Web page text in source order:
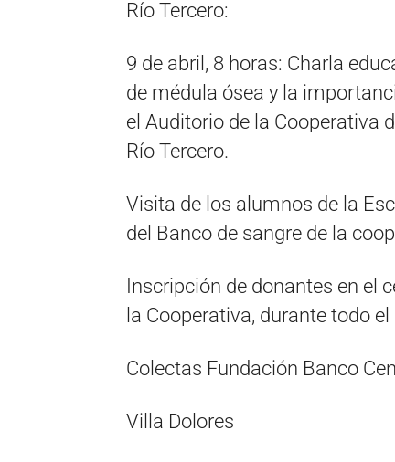
Río Tercero:
9 de abril, 8 horas: Charla
de médula ósea y la
el Auditorio de la Cooperativa
Río Tercero.
Visita de los alumnos de la
del Banco de sangre de la
Inscripción de donantes en el
la Cooperativa, durante todo
Colectas Fundación Banco
Villa Dolores